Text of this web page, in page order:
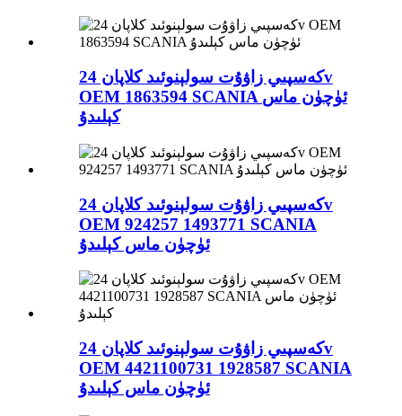
كەسپىي زاۋۇت سولېنوئىد كلاپان 24v
OEM 1863594 SCANIA ئۈچۈن ماس
كېلىدۇ
كەسپىي زاۋۇت سولېنوئىد كلاپان 24v
OEM 924257 1493771 SCANIA
ئۈچۈن ماس كېلىدۇ
كەسپىي زاۋۇت سولېنوئىد كلاپان 24v
OEM 4421100731 1928587 SCANIA
ئۈچۈن ماس كېلىدۇ